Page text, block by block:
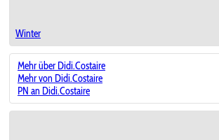
Winter
Mehr über Didi.Costaire
Mehr von Didi.Costaire
PN an Didi.Costaire